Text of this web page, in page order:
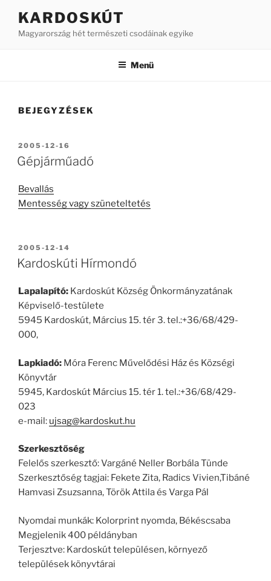
KARDOSKÚT
Magyarország hét természeti csodáinak egyike
Menü
BEJEGYZÉSEK
BEKÜLDVE:
2005-12-16
Gépjárműadó
Bevallás
Mentesség vagy szüneteltetés
BEKÜLDVE:
2005-12-14
Kardoskúti Hírmondó
Lapalapító: Kardoskút Község Önkormányzatának
Képviselő-testülete
5945 Kardoskút, Március 15. tér 3. tel.:+36/68/429-
000,
Lapkiadó: Móra Ferenc Művelődési Ház és Községi
Könyvtár
5945, Kardoskút Március 15. tér 1. tel.:+36/68/429-
023
e-mail: ujsag@kardoskut.hu
Szerkesztőség
Felelős szerkesztő: Vargáné Neller Borbála Tünde
Szerkesztőség tagjai: Fekete Zita, Radics Vivien,Tibáné
Hamvasi Zsuzsanna, Török Attila és Varga Pál
Nyomdai munkák: Kolorprint nyomda, Békéscsaba
Megjelenik 400 példányban
Terjesztve: Kardoskút településen, környező
települések könyvtárai